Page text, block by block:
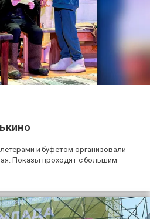
и буфетом организовали
Показы проходят с большим